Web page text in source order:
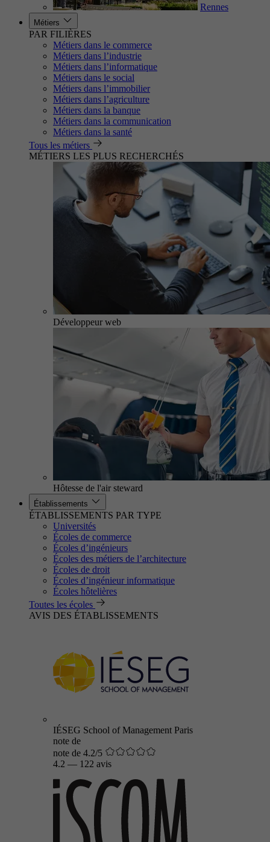
Rennes
Métiers
PAR FILIÈRES
Métiers dans le commerce
Métiers dans l’industrie
Métiers dans l’informatique
Métiers dans le social
Métiers dans l’immobilier
Métiers dans l’agriculture
Métiers dans la banque
Métiers dans la communication
Métiers dans la santé
Tous les métiers
MÉTIERS LES PLUS RECHERCHÉS
Développeur web
Hôtesse de l'air steward
Établissements
ÉTABLISSEMENTS PAR TYPE
Universités
Écoles de commerce
Écoles d’ingénieurs
Écoles des métiers de l’architecture
Écoles de droit
Écoles d’ingénieur informatique
Écoles hôtelières
Toutes les écoles
AVIS DES ÉTABLISSEMENTS
IÉSEG School of Management Paris
note de
note de 4.2/5
4.2 — 122 avis